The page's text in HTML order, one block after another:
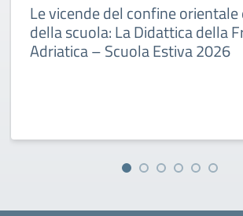
Le vicende del confine
della scuola: La Didattica della
Adriatica – Scuola Estiva 2026